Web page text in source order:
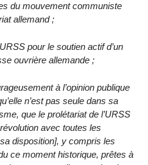
du mouvement communiste
allemand ;
pour le soutien actif d’un
ouvrière allemande ;
à l’opinion publique
n’est pas seule dans sa
que le prolétariat de l’URSS
avec toutes les
disposition], y compris les
ce moment historique, prêtes à